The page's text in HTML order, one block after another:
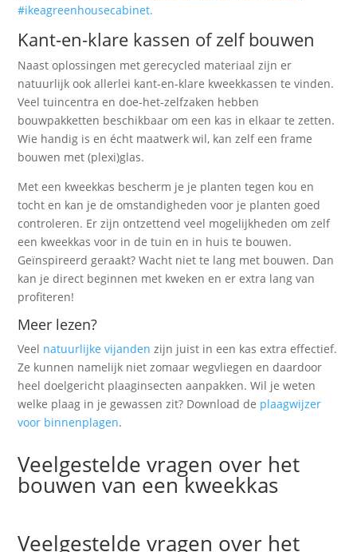
#ikeagreenhousecabinet.
Kant-en-klare kassen of zelf bouwen
Naast oplossingen met gerecycled materiaal zijn er
natuurlijk ook allerlei kant-en-klare kweekkassen te vinden.
Veel tuincentra en doe-het-zelfzaken hebben
bouwpakketten beschikbaar om een kas in elkaar te zetten.
Wie handig is en écht maatwerk wil, kan zelf een frame
bouwen met (plexi)glas.
Met een kweekkas bescherm je je planten tegen kou en
tocht en kan je de omstandigheden voor je planten goed
controleren. Er zijn ontzettend veel mogelijkheden om zelf
een kweekkas voor in de tuin en in huis te bouwen.
Geïnspireerd geraakt? Wacht niet te lang met bouwen. Dan
kan je direct beginnen met kweken en er extra lang van
profiteren!
Meer lezen?
Veel natuurlijke vijanden zijn juist in een kas extra effectief.
Ze kunnen namelijk niet zomaar wegvliegen en daardoor
heel doelgericht plaaginsecten aanpakken. Wil je weten
welke plaag in je gewassen zit? Download de plaagwijzer
voor binnenplagen.
Veelgestelde vragen over het
bouwen van een kweekkas
Veelgestelde vragen over het